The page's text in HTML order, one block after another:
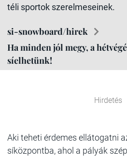
téli sportok szerelmeseinek.
si-snowboard/hirek
Ha minden jól megy, a
síelhetünk!
Hirdetés
Aki teheti érdemes ellátogatni
síközpontba, ahol a pályák